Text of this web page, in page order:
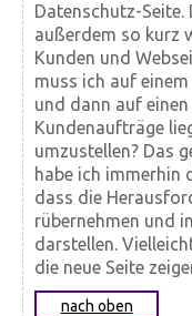
Datenschutz-
außerdem so kurz
Kunden und
muss ich auf
und dann auf
Kundenaufträge
umzustellen? Das
habe ich immerhin
dass die
rübernehmen und
darstellen.
die neue Seite
nach oben